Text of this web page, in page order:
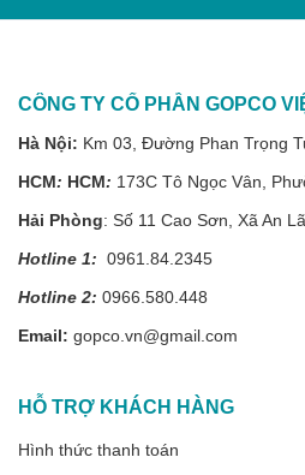
CÔNG TY CỔ PHẦN GOPCO
Hà Nội: Km 03, Đường Phan Trọng
HCM: HCM: 173C Tô Ngọc Vân,
Hải Phòng: Số 11 Cao Sơn, Xã An
Hotline 1: 0961.84.2345
Hotline 2: 0966.580.448
Email: gopco.vn@gmail.com
HỖ TRỢ KHÁCH HÀNG
Hình thức thanh toán